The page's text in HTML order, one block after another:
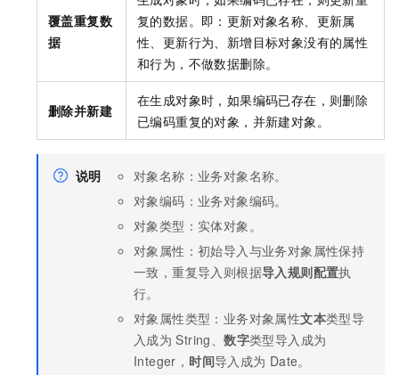
覆盖重复数
据
复的数据。即：更新对象名称、更新属
性、更新行为、新增目标对象没有的属性
和行为，不做数据删除。
删除并新建
在生成对象时，如果编码已存在，则删除
已编码重复的对象，并新建对象。
说明
对象名称：业务对象名称。
对象编码：业务对象编码。
对象类型：实体对象。
对象属性：初始导入与业务对象属性保持
一致，重复导入则根据导入规则配置执
行。
对象属性类型：业务对象属性文本类型导
入成为 String、数字类型导入成为
Integer， 时间导入成为 Date。